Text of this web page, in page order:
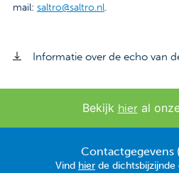
mail: saltro@saltro.nl.
Informatie over de echo van
Bekijk hieral
Contactgegevens
Vind hier de